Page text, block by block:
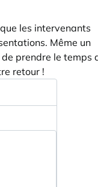
les intervenants
Même un
prendre le temps
retour !